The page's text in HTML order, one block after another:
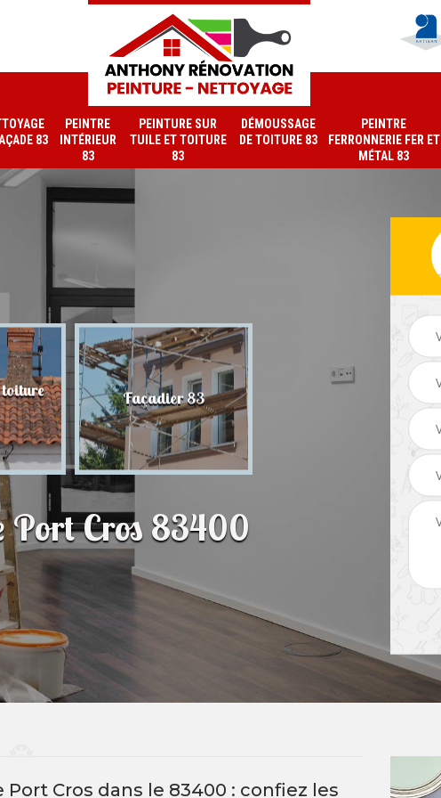
83
PEINTRE
INTÉRIEUR
83
PEINTURE SUR
TUILE ET TOITURE
83
DÉMOUSSAGE
DE TOITURE 83
PEINTRE
FERRONNERIE FER ET
MÉTAL 83
Façadier 83 Nettoyage de façade
Cros 83400
Cros dans le 83400 : confiez les